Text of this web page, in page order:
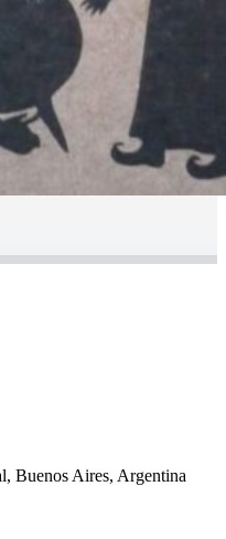
Buenos Aires, Argentina